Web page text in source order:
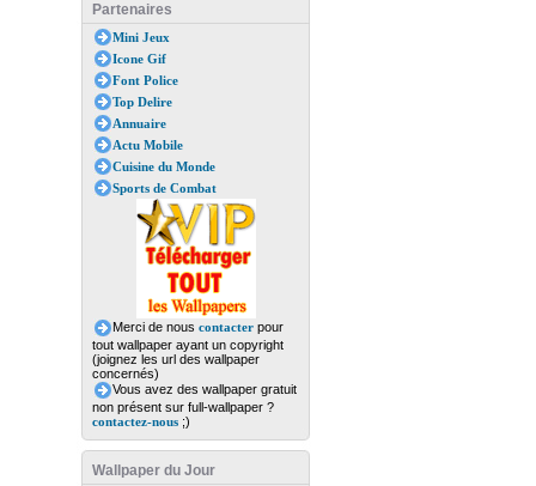
Partenaires
Mini Jeux
Icone Gif
Font Police
Top Delire
Annuaire
Actu Mobile
Cuisine du Monde
Sports de Combat
Merci de nous contacterpour
tout wallpaper ayant un copyright
(joignez les url des wallpaper
concernés)
Vous avez des wallpaper gratuit
non présent sur full-wallpaper ?
contactez-nous;)
Wallpaper du Jour